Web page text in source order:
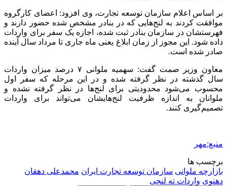
بر اساس اعلام سازمان توسعه تجارت، وی افزود: اعضای کارگروه
موافقت کردند به لنج‌هایی که در بنادر مشخص شده حضور دارند و
فهرستشان در سازمان بنادر ثبت شده، اجازه یک سفر برای واردات
داده شود. این مجوز از زمان ابلاغ یعنی ماه جاری تا مرداد سال آینده
صادر شده است.
معاون وزیر صمت
گفت: سهمیه ملوانی ۷ درصد میزان واردات
سال گذشته در نظر گرفته شده و در این مرحله که سفر اول
محسوب می‌شود محدودیتی برای لنج‌ها در نظر گرفته نشده و
ملوانان به اندازه ظرفیت لنج‌هایشان می‌تواند برای واردات
تصمیم‌گیری کنند.
منبع:مهر
برچسب ها
بازارچه ملوانی سازمان توسعه تجارت ایران محمدعلی دهقان
دهنوی واردات ته لنجی